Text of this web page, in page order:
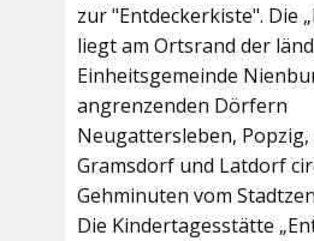
zur "Entdeckerkiste". Die
liegt am Ortsrand der
Einheitsgemeinde
angrenzenden Dörfern
Neugattersleben, Popzig,
Gramsdorf und Latdorf
Gehminuten vom
Die Kindertagesstätte